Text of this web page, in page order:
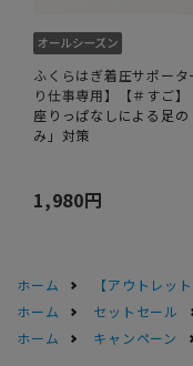
ふくらはぎ着圧サポータ
り仕事専用】【＃すご】
座りっぱなしによる足の
み」対策
1,980円
ホーム 【アウトレッ
ホーム
セットセール
ホーム
キャンペーン